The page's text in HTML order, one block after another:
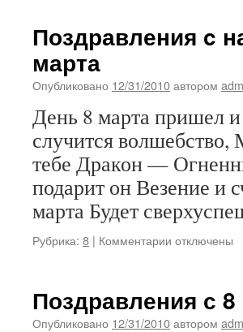
с
Поздравления c
марта
Опубликовано 12/31/2010автором
День 8 марта пришел
случится
тебе Дракон —
подарит он Везение и
марта Будет
Рубрика: 8 | Комментарии к
наступающим
праздником
отключены
Поздравления с
Опубликовано 12/31/2010автором